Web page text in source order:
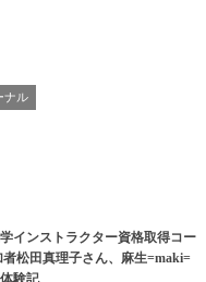
ナル
学インストラクター資格取得コー
者松田真理子さん、麻生=maki=
験記